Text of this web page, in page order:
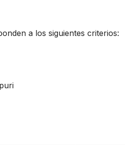
a los siguientes criterios: